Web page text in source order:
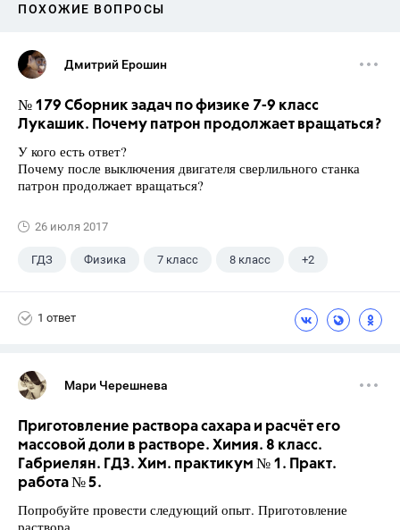
ПОХОЖИЕ ВОПРОСЫ
Дмитрий Ерошин
№ 179 Сборник задач по физике 7-9 класс
Лукашик. Почему патрон продолжает вращаться?
У кого есть ответ?
Почему после выключения двигателя сверлильного станка
патрон продолжает вращаться?
26 июля 2017
ГДЗ Физика 7 класс 8 класс +2
1 ответ
Мари Черешнева
Приготовление раствора сахара и расчёт его
массовой доли в растворе. Химия. 8 класс.
Габриелян. ГДЗ. Хим. практикум № 1. Практ.
работа № 5.
Попробуйте провести следующий опыт. Приготовление
раствора